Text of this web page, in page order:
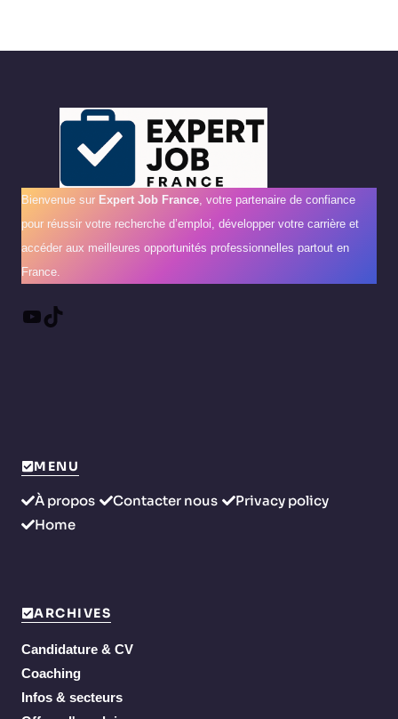
Bienvenue sur Expert Job France , votre partenaire de confiance
pour réussir votre recherche d’emploi, développer votre carrière et
accéder aux meilleures opportunités professionnelles partout en
France.
YouTube
TikTok
MENU
À propos Contacter nous
Privacy policy
Home
ARCHIVES
Candidature & CV
Coaching
Infos & secteurs